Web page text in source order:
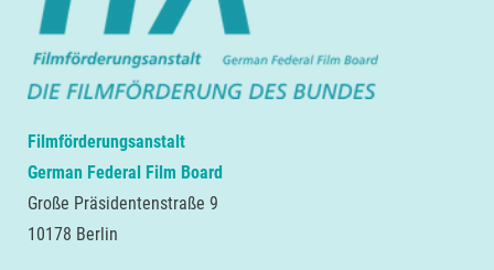
Filmförderungsanstalt
German Federal Film Board
Große Präsidentenstraße 9
10178 Berlin